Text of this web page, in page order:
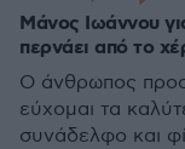
Μάνος Ιωάννου
περνάει από το
Ο άνθρωπος
εύχομαι τα
συνάδελφο και